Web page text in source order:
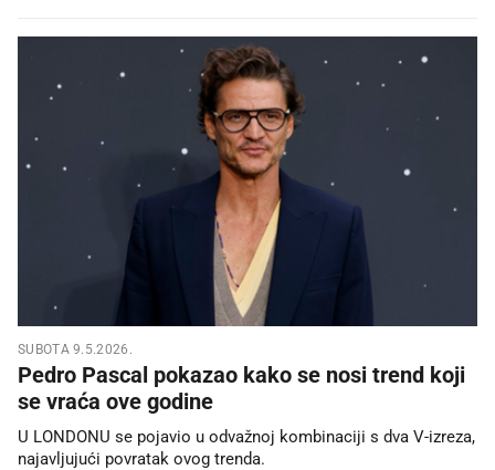
SUBOTA 9.5.2026.
Pedro Pascal pokazao kako se nosi trend koji
se vraća ove godine
U LONDONU se pojavio u odvažnoj kombinaciji s dva V-izreza,
najavljujući povratak ovog trenda.